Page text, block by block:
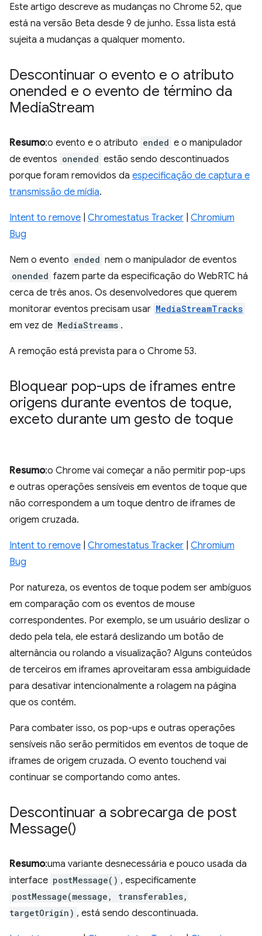
Este artigo descreve as mudanças no Chrome 52, que
está na versão Beta desde 9 de junho. Essa lista está
sujeita a mudanças a qualquer momento.
Descontinuar o evento e o atributo
onended e o evento de término da
MediaStream
Resumo:o evento e o atributo ended e o manipulador
de eventos onended estão sendo descontinuados
porque foram removidos da especificação de captura e
transmissão de mídia.
Intent to remove Chromestatus Tracker Chromium
Bug
Nem o evento ended nem o manipulador de eventos
onended fazem parte da especificação do WebRTC há
cerca de três anos. Os desenvolvedores que querem
monitorar eventos precisam usar MediaStreamTracks
em vez de MediaStreams .
A remoção está prevista para o Chrome 53.
Bloquear pop-ups de iframes entre
origens durante eventos de toque,
exceto durante um gesto de toque
Resumo:o Chrome vai começar a não permitir pop-ups
e outras operações sensíveis em eventos de toque que
não correspondem a um toque dentro de iframes de
origem cruzada.
Intent to remove Chromestatus Tracker Chromium
Bug
Por natureza, os eventos de toque podem ser ambíguos
em comparação com os eventos de mouse
correspondentes. Por exemplo, se um usuário deslizar o
dedo pela tela, ele estará deslizando um botão de
alternância ou rolando a visualização? Alguns conteúdos
de terceiros em iframes aproveitaram essa ambiguidade
para desativar intencionalmente a rolagem na página
que os contém.
Para combater isso, os pop-ups e outras operações
sensíveis não serão permitidos em eventos de toque de
iframes de origem cruzada. O evento touchend vai
continuar se comportando como antes.
Descontinuar a sobrecarga de post
Message()
Resumo:uma variante desnecessária e pouco usada da
interface postMessage() , especificamente
postMessage(message, transferables,
targetOrigin) , está sendo descontinuada.